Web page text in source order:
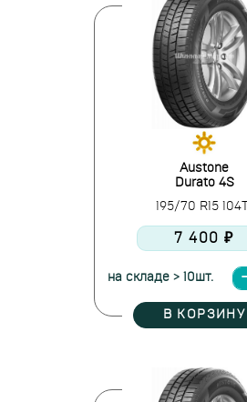
Austone
Durato 4S
195/70 R15 104T
7 400 ₽
на складе > 10шт.
В КОРЗИНУ